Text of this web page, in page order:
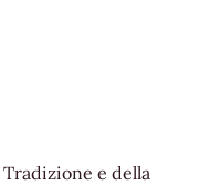
Tradizione e della